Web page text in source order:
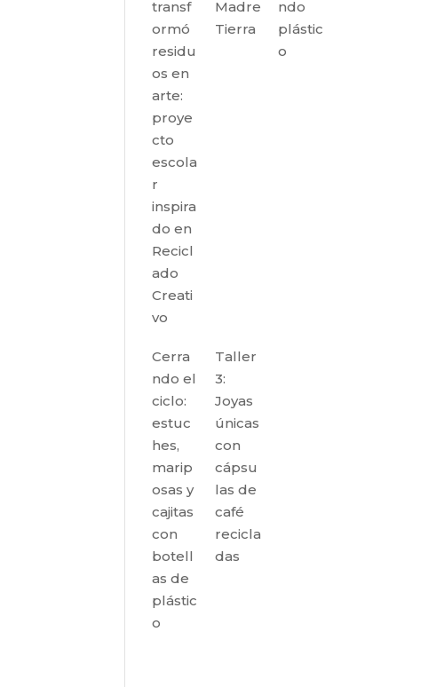
transf
ormó
residu
os en
arte:
proye
cto
escola
r
inspira
do en
Recicl
ado
Creati
vo
Madre
Tierra
ndo
plástic
o
Cerra
ndo el
ciclo:
estuc
hes,
marip
osas y
cajitas
con
botell
as de
plástic
o
Taller
3:
Joyas
únicas
con
cápsu
las de
café
recicla
das